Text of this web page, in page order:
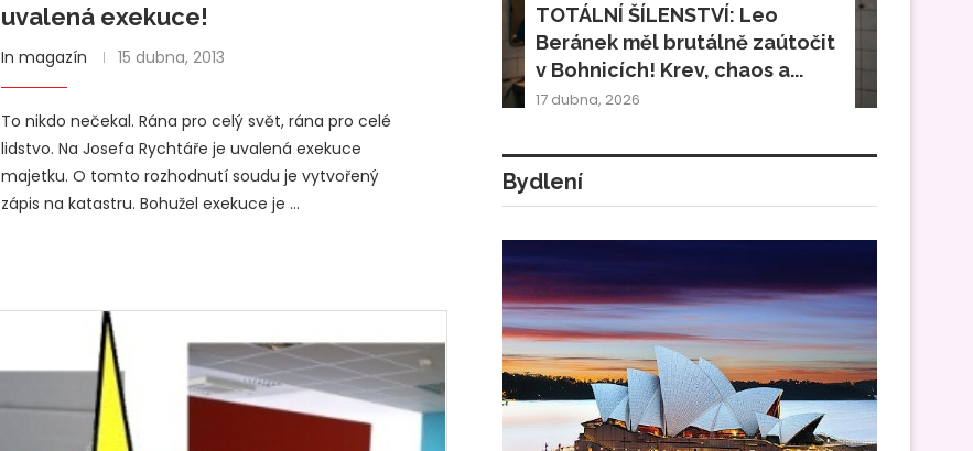
uvalená exekuce!
In magazín 15 dubna, 2013
To nikdo nečekal. Rána pro celý svět, rána pro celé
lidstvo. Na Josefa Rychtáře je uvalená exekuce
majetku. O tomto rozhodnutí soudu je vytvořený
zápis na katastru. Bohužel exekuce je …
TOTÁLNÍ ŠÍLENSTVÍ: Leo
Beránek měl brutálně zaútočit
v Bohnicích! Krev, chaos a...
17 dubna, 2026
Bydlení